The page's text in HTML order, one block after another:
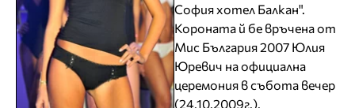
София хотел Балкан".
Короната й бе връчена от
Мис България 2007 Юлия
Юревич на официална
церемония в събота вечер
(24.10.2009г.).